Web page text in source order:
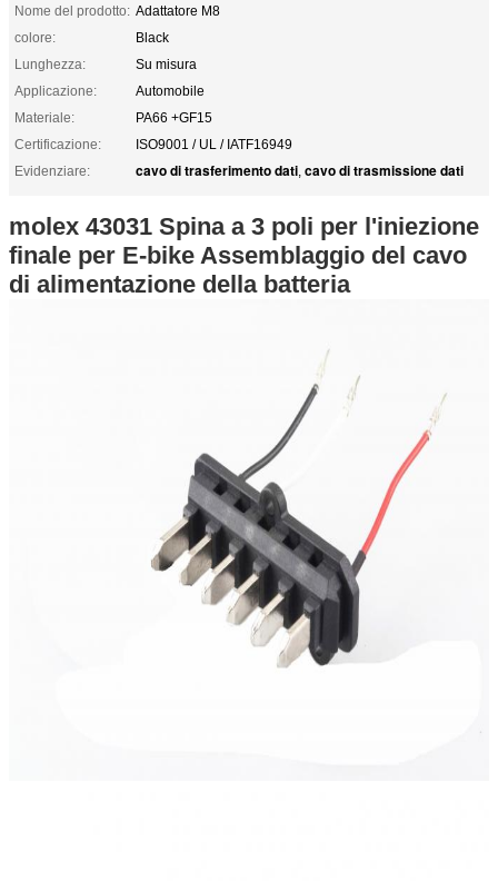
Nome del prodotto: Adattatore M8
colore:
Black
Lunghezza:
Su misura
Applicazione:
Automobile
Materiale:
PA66 +GF15
Certificazione:
ISO9001 / UL / IATF16949
Evidenziare:
cavo di trasferimento dati, cavo di trasmissione dati
molex 43031 Spina a 3 poli per l'iniezione
finale per E-bike Assemblaggio del cavo
di alimentazione della batteria